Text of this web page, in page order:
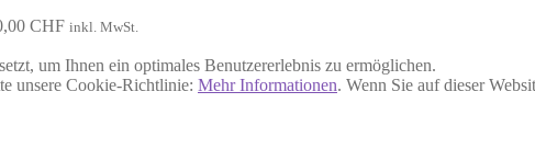
CHF inkl. MwSt.
um Ihnen ein optimales Benutzererlebnis zu ermöglichen.
unsere Cookie-Richtlinie: Mehr Informationen. Wenn Sie auf dieser